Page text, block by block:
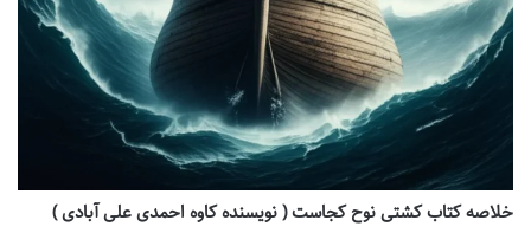
خلاصه کتاب کشتی نوح کجاست ( نویسنده کاوه احمدی علی آبادی )